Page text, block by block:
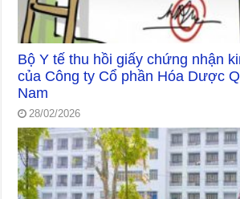
Bộ Y tế thu hồi giấy chứng nhận
của Công ty Cổ phần Hóa Dược
Nam
28/02/2026